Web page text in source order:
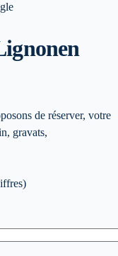
en
de réserver, votre
gravats,